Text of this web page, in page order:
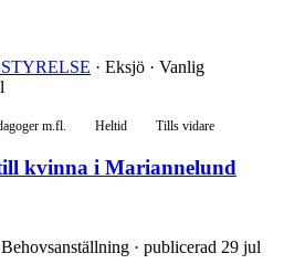
· Eksjö · Vanlig
m.fl. Heltid Tills vidare
kvinna i Mariannelund
Behovsanställning · publicerad 29 jul